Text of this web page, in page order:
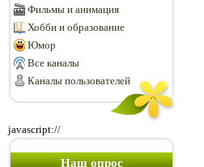
Фильмы и анимация
Хобби и образование
Юмор
Все каналы
Каналы пользователей
javascript://
Наш опрос